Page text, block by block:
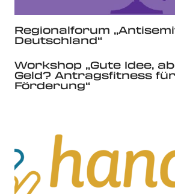
Regionalforum
Deutschland“
Workshop „Gute Idee,
Geld? Antragsfitness für
Förderung“